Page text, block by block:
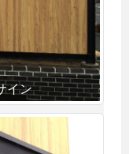
イン